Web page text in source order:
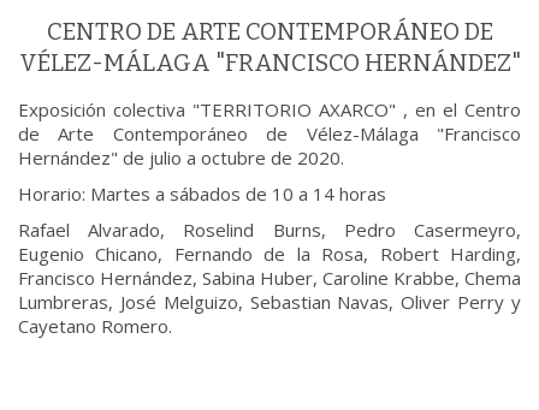
CENTRO DE ARTE CONTEMPORÁNEO DE
VÉLEZ-MÁLAGA "FRANCISCO HERNÁNDEZ"
Exposición colectiva "TERRITORIO AXARCO" , en el Centro
de Arte Contemporáneo de Vélez-Málaga "Francisco
Hernández" de julio a octubre de 2020.
Horario: Martes a sábados de 10 a 14 horas
Rafael Alvarado, Roselind Burns, Pedro Casermeyro,
Eugenio Chicano, Fernando de la Rosa, Robert Harding,
Francisco Hernández, Sabina Huber, Caroline Krabbe, Chema
Lumbreras, José Melguizo, Sebastian Navas, Oliver Perry y
Cayetano Romero.